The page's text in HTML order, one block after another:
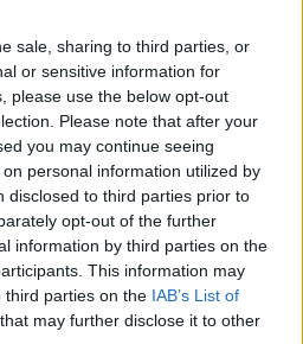
sale, sharing to third parties, or
or sensitive information for
please use the below opt-out
Please note that after your
you may continue seeing
personal information utilized by
disclosed to third parties prior to
opt-out of the further
information by third parties on the
This information may
third parties on the IAB’s List of
that may further disclose it to other
του εργαζομένου.
ΔΙΑΦΗΜΙΣΗ